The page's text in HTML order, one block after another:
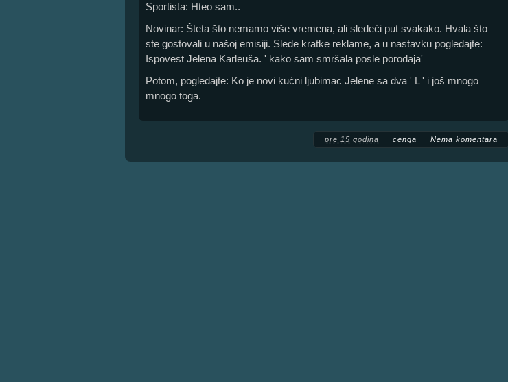
Sportista: Hteo sam..
Novinar: Šteta što nemamo više vremena, ali sledeći put svakako. Hvala što
ste gostovali u našoj emisiji. Slede kratke reklame, a u nastavku pogledajte:
Ispovest Jelena Karleuša. ' kako sam smršala posle porođaja'
Potom, pogledajte: Ko je novi kućni ljubimac Jelene sa dva ' L ' i još mnogo
mnogo toga.
pre 15 godina cenga Nema komentara